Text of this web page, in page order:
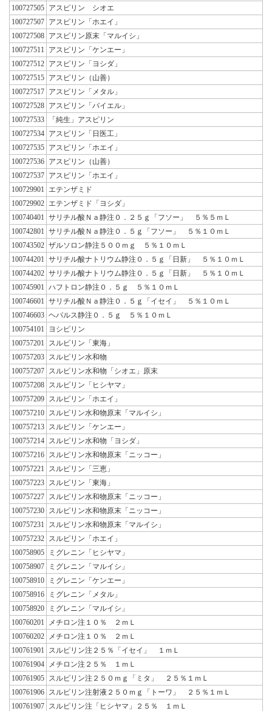
100727505 アスピリン シオエ
100727507 アスピリン「ホエイ」
100727508 アスピリン原末「マルイシ」
100727511
アスピリン「ケンエー」
100727512 アスピリン「ヨシダ」
100727515 アスピリン（山善）
100727517 アスピリン「メタル」
100727528 アスピリン「バイエル」
100727533
「純生」アスピリン
100727534 アスピリン「日医工」
100727535 アスピリン「ホエイ」
100727536 アスピリン（山善）
100727537 アスピリン「ホエイ」
100729901
エテンザミド
100729902 エテンザミド「ヨシダ」
100740401
サリチル酸Ｎａ静注０．２５ｇ「フソー」 ５％５ｍＬ
100742801
サリチル酸Ｎａ静注０．５ｇ「フソー」 ５％１０ｍＬ
100743502 ザルソロン静注５００ｍｇ ５％１０ｍＬ
100744201
サリチル酸ナトリウム静注０．５ｇ「日新」 ５％１０ｍＬ
100744202 サリチル酸ナトリウム静注０．５ｇ「日新」 ５％１０ｍＬ
100745901
ハフトロン静注０．５ｇ ５％１０ｍＬ
100746601
サリチル酸Ｎａ静注０．５ｇ「イセイ」 ５％１０ｍＬ
100746603 ヘパルス静注０．５ｇ ５％１０ｍＬ
100754101
ヨシピリン
100757201
スルピリン「東海」
100757203
スルピリン水和物
100757207
スルピリン水和物「シオエ」原末
100757208
スルピリン「ヒシヤマ」
100757209
スルピリン「ホエイ」
100757210
スルピリン水和物原末「マルイシ」
100757213
スルピリン「ケンエー」
100757214
スルピリン水和物「ヨシダ」
100757216
スルピリン水和物原末「ニッコー」
100757221
スルピリン「三恵」
100757223
スルピリン「東海」
100757227
スルピリン水和物原末「ニッコー」
100757230
スルピリン水和物原末「ニッコー」
100757231
スルピリン水和物原末「マルイシ」
100757232
スルピリン「ホエイ」
100758905
ミグレニン「ヒシヤマ」
100758907
ミグレニン「マルイシ」
100758910
ミグレニン「ケンエー」
100758916
ミグレニン「メタル」
100758920
ミグレニン「マルイシ」
100760201
メチロン注１０％ ２ｍＬ
100760202
メチロン注１０％ ２ｍＬ
100761901
スルピリン注２５％「イセイ」 １ｍＬ
100761904
メチロン注２５％ １ｍＬ
100761905
スルピリン注２５０ｍｇ「ミタ」 ２５％１ｍＬ
100761906
スルピリン注射液２５０ｍｇ「トーワ」 ２５％１ｍＬ
100761907
スルピリン注「ヒシヤマ」２５％ １ｍＬ